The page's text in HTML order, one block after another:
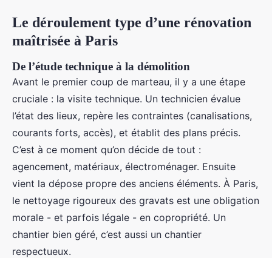
Le déroulement type d’une rénovation
maîtrisée à Paris
De l’étude technique à la démolition
Avant le premier coup de marteau, il y a une étape
cruciale : la visite technique. Un technicien évalue
l’état des lieux, repère les contraintes (canalisations,
courants forts, accès), et établit des plans précis.
C’est à ce moment qu’on décide de tout :
agencement, matériaux, électroménager. Ensuite
vient la dépose propre des anciens éléments. À Paris,
le nettoyage rigoureux des gravats est une obligation
morale - et parfois légale - en copropriété. Un
chantier bien géré, c’est aussi un chantier
respectueux.